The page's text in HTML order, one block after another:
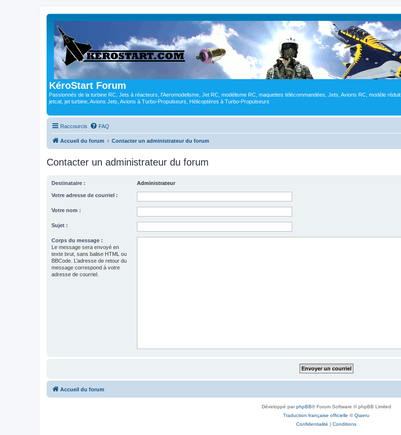
KéroStart Forum
Passionnés de la turbine RC, Jets à réacteurs, l'Aeromodelisme, Jet RC, modélisme RC, maquettes télécommandées, Jets, Avions RC, modèle réduit,
jetcat, jet turbine, Avions Jets, Avions à Turbo-Propulseurs, Hélicoptères à Turbo-Propulseurs
Raccourcis FAQ
Accueil du forum Contacter un administrateur du forum
Contacter un administrateur du forum
Destinataire : Administrateur
Votre adresse de courriel :
Votre nom :
Sujet :
Corps du message :
Le message sera envoyé en
texte brut, sans balise HTML ou
BBCode. L’adresse de retour du
message correspond à votre
adresse de courriel.
Accueil du forum
Développé parphpBB® Forum Software © phpBB Limited
Traduction française officielle ©Qiaeru
Confidentialité | Conditions